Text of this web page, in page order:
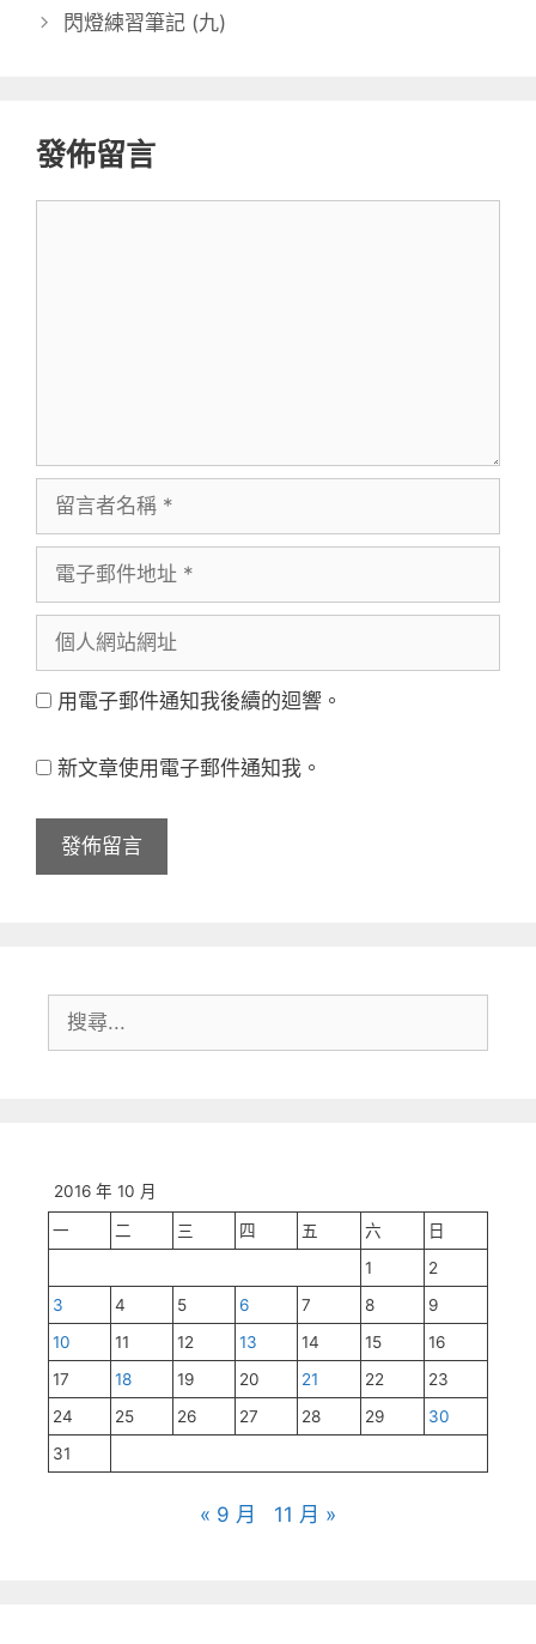
閃燈練習筆記 (九)
發佈留言
言
名
子
件
地
人
網
網
用電子郵件通知我後續的迴響。
新文章使用電子郵件通知我。
尋:
2016 年 10 月
一 二 三 四 五 六
日
1
2
3
4 5 6 7 8
9
10
11 12 13 14 15
16
17
18 19 20 21 22
23
24
25 26 27 28 29
30
31
« 9 月 11 月 »